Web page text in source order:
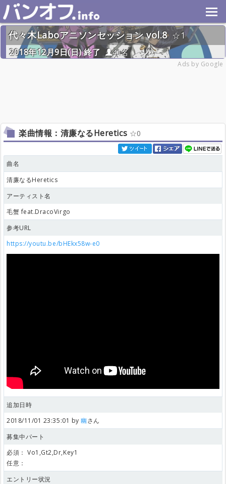
代々木Laboアニソンセッション vol.8
1
2018年12月9日(日) 終了
41名
Ads by Google
楽曲情報：清廉なるHeretics 0
曲名
清廉なるHeretics
アーティスト名
毛蟹 feat.DracoVirgo
参考URL
https://youtu.be/bHEkx58w-e0
追加日時
2018/11/01 23:35:01 by幽さん
募集中パート
必須： Vo1,Gt2,Dr,Key1
任意：
エントリー状況